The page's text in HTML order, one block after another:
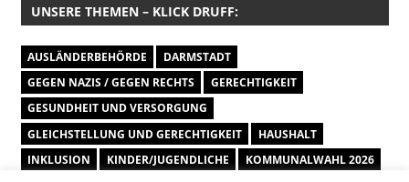
UNSERE THEMEN – KLICK DRUFF:
AUSLÄNDERBEHÖRDE
DARMSTADT
GEGEN NAZIS / GEGEN RECHTS
GERECHTIGKEIT
GESUNDHEIT UND VERSORGUNG
GLEICHSTELLUNG UND GERECHTIGKEIT
HAUSHALT
INKLUSION
KINDER/JUGENDLICHE
KOMMUNALWAHL 2026